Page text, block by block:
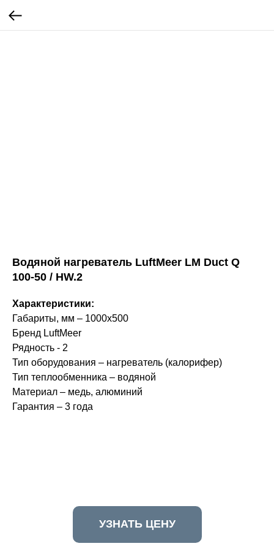
Водяной нагреватель LuftMeer LM Duct Q
100-50 / HW.2
Характеристики:
Габариты, мм – 1000х500
Бренд LuftMeer
Рядность - 2
Тип оборудования – нагреватель (калорифер)
Тип теплообменника – водяной
Материал – медь, алюминий
Гарантия – 3 года
УЗНАТЬ ЦЕНУ